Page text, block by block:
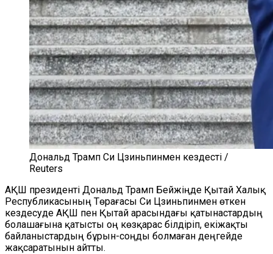
Дональд Трамп Си Цзиньпинмен кездесті /
Reuters
АҚШ президенті Дональд Трамп Бейжіңде Қытай Халық
Республикасының Төрағасы Си Цзиньпинмен өткен
кездесуде АҚШ пен Қытай арасындағы қатынастардың
болашағына қатысты оң көзқарас білдіріп, екіжақты
байланыстардың бұрын-соңды болмаған деңгейде
жақсаратынын айтты.